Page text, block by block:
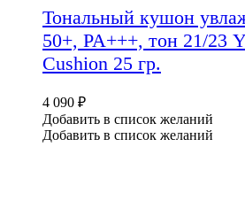
Тональный кушон
50+, PA+++, тон 21/23
Cushion 25 гр.
4 090 ₽
Добавить в список желаний
Добавить в список желаний